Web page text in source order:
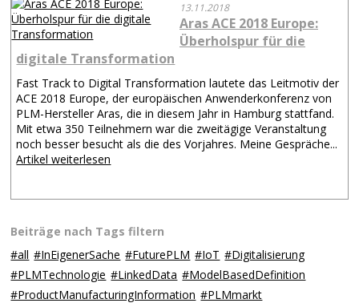
13.11.2018
Aras ACE 2018 Europe:
Überholspur für die
digitale Transformation
Fast Track to Digital Transformation lautete das Leitmotiv der
ACE 2018 Europe, der europäischen Anwenderkonferenz von
PLM-Hersteller Aras, die in diesem Jahr in Hamburg stattfand.
Mit etwa 350 Teilnehmern war die zweitägige Veranstaltung
noch besser besucht als die des Vorjahres. Meine Gespräche...
Artikel weiterlesen
Beiträge nach Tags filtern
#all #InEigenerSache #FuturePLM #IoT #Digitalisierung
#PLMTechnologie #LinkedData #ModelBasedDefinition
#ProductManufacturingInformation #PLMmarkt